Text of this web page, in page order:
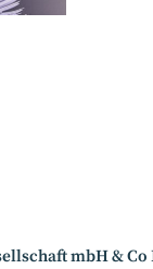
mbH & Co